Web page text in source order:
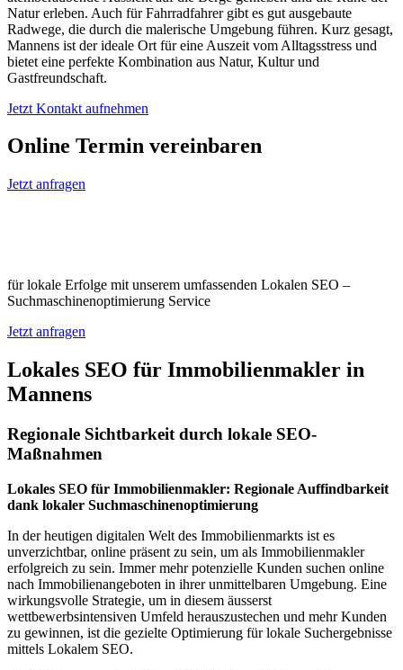
Natur erleben. Auch für Fahrradfahrer gibt es gut ausgebaute
Radwege, die durch die malerische Umgebung führen. Kurz gesagt,
Mannens ist der ideale Ort für eine Auszeit vom Alltagsstress und
bietet eine perfekte Kombination aus Natur, Kultur und
Gastfreundschaft.
Jetzt Kontakt aufnehmen
Online Termin vereinbaren
Jetzt anfragen
für lokale Erfolge mit unserem umfassenden Lokalen SEO –
Suchmaschinenoptimierung Service
Jetzt anfragen
Lokales SEO für Immobilienmakler in
Mannens
Regionale Sichtbarkeit durch lokale SEO-
Maßnahmen
Lokales SEO für Immobilienmakler: Regionale Auffindbarkeit
dank lokaler Suchmaschinenoptimierung
In der heutigen digitalen Welt des Immobilienmarkts ist es
unverzichtbar, online präsent zu sein, um als Immobilienmakler
erfolgreich zu sein. Immer mehr potenzielle Kunden suchen online
nach Immobilienangeboten in ihrer unmittelbaren Umgebung. Eine
wirkungsvolle Strategie, um in diesem äusserst
wettbewerbsintensiven Umfeld herauszustechen und mehr Kunden
zu gewinnen, ist die gezielte Optimierung für lokale Suchergebnisse
mittels Lokalem SEO.